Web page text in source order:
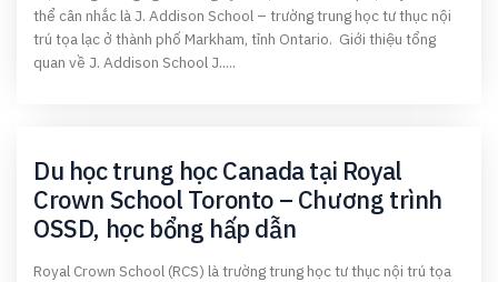
thể cân nhắc là J. Addison School – trường trung học tư thục nội
trú tọa lạc ở thành phố Markham, tỉnh Ontario. Giới thiệu tổng
quan về J. Addison School J.....
Du học trung học Canada tại Royal
Crown School Toronto – Chương trình
OSSD, học bổng hấp dẫn
Royal Crown School (RCS) là trường trung học tư thục nội trú tọa